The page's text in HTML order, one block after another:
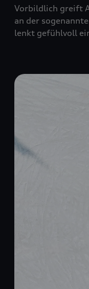
Vorbildlich greift
an der
lenkt gefühlvoll